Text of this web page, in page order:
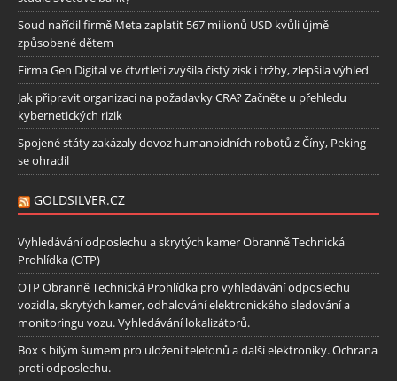
Soud nařídil firmě Meta zaplatit 567 milionů USD kvůli újmě
způsobené dětem
Firma Gen Digital ve čtvrtletí zvýšila čistý zisk i tržby, zlepšila výhled
Jak připravit organizaci na požadavky CRA? Začněte u přehledu
kybernetických rizik
Spojené státy zakázaly dovoz humanoidních robotů z Číny, Peking
se ohradil
GOLDSILVER.CZ
Vyhledávání odposlechu a skrytých kamer Obranně Technická
Prohlídka (OTP)
OTP Obranně Technická Prohlídka pro vyhledávání odposlechu
vozidla, skrytých kamer, odhalování elektronického sledování a
monitoringu vozu. Vyhledávání lokalizátorů.
Box s bílým šumem pro uložení telefonů a další elektroniky. Ochrana
proti odposlechu.